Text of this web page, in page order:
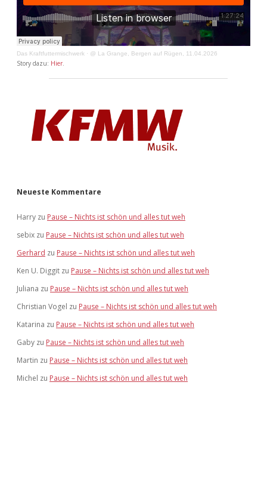
Das Kraftfuttermischwerk · @ La Grange, Bergen auf Rügen, 11.04.2026
Story dazu: Hier.
Neueste Kommentare
Harry zu Pause – Nichts ist schön und alles tut weh
sebix zu Pause – Nichts ist schön und alles tut weh
Gerhard zu Pause – Nichts ist schön und alles tut weh
Ken U. Diggit zu Pause – Nichts ist schön und alles tut weh
Juliana zu Pause – Nichts ist schön und alles tut weh
Christian Vogel zu Pause – Nichts ist schön und alles tut weh
Katarina zu Pause – Nichts ist schön und alles tut weh
Gaby zu Pause – Nichts ist schön und alles tut weh
Martin zu Pause – Nichts ist schön und alles tut weh
Michel zu Pause – Nichts ist schön und alles tut weh